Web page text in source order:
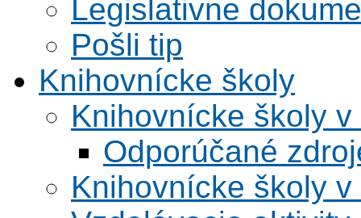
Legislativne
Pošli tip
Knihovnícke školy
Knihovnícke školy v
Odporúčané
Knihovnícke školy v